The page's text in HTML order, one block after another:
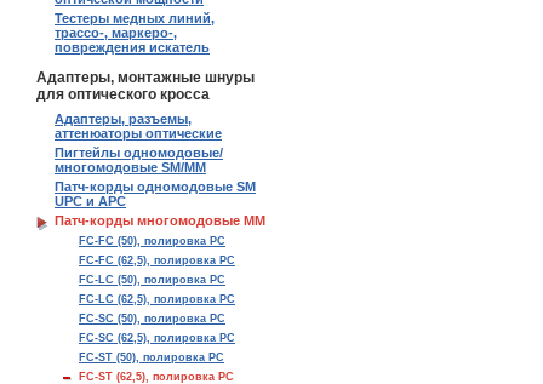
Тестеры медных линий,
трассо-, маркеро-,
повреждения искатель
Адаптеры, монтажные шнуры
для оптического кросса
Адаптеры, разъемы,
аттенюаторы оптические
Пигтейлы одномодовые/
многомодовые SM/MM
Патч-корды одномодовые SM
UPC и APC
Патч-корды многомодовые MM
FC-FC (50), полировка PC
FC-FC (62,5), полировка PC
FC-LC (50), полировка PC
FC-LC (62,5), полировка PC
FC-SC (50), полировка PC
FC-SC (62,5), полировка PC
FC-ST (50), полировка PC
FC-ST (62,5), полировка PC